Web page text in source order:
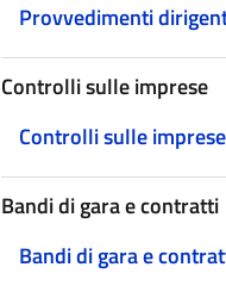
Provvedimenti
Controlli sulle imprese
Controlli sulle imprese
Bandi di gara e contratti
Bandi di gara e